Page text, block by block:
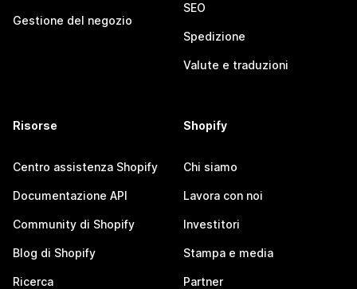
Gestione del negozio
SEO
Spedizione
Valute e traduzioni
Risorse
Centro assistenza Shopify
Documentazione API
Community di Shopify
Blog di Shopify
Ricerca
Shopify
Chi siamo
Lavora con noi
Investitori
Stampa e media
Partner